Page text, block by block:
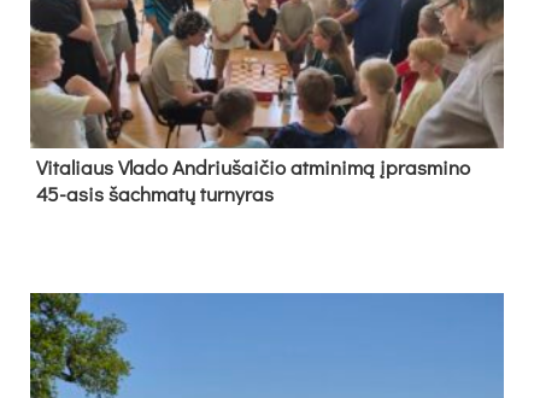
Vi­ta­liaus Vla­do And­riu­šai­čio at­mi­ni­mą įpras­mi­no
45-asis šach­ma­tų tur­ny­ras